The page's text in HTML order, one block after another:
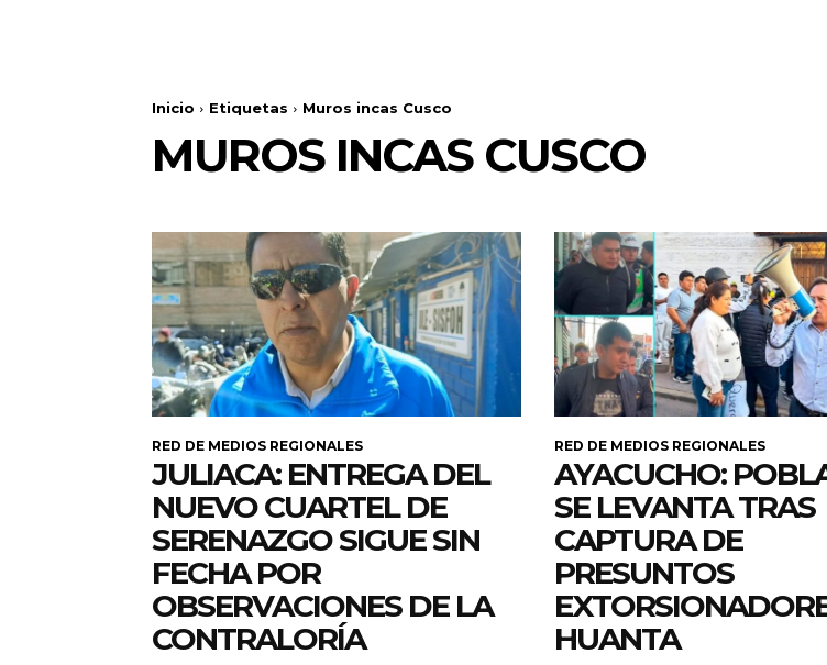
Inicio Etiquetas Muros incas Cusco
MUROS INCAS CUSCO
RED DE MEDIOS REGIONALES
JULIACA: ENTREGA DEL
NUEVO CUARTEL DE
SERENAZGO SIGUE SIN
FECHA POR
OBSERVACIONES DE LA
CONTRALORÍA
RED DE MEDIOS REGIONALES
AYACUCHO:
SE LEVANTA TRAS
CAPTURA DE
PRESUNTOS
HUANTA